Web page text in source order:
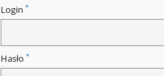
Login *
Hasło *